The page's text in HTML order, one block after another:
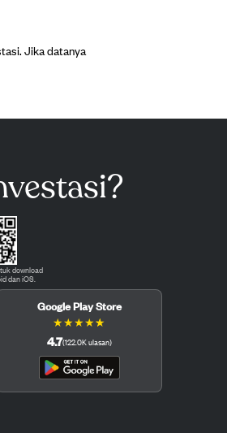
Jika datanya
download
dan iOS.
Google Play Store
★★★★★
4.7(122.0Kulasan)